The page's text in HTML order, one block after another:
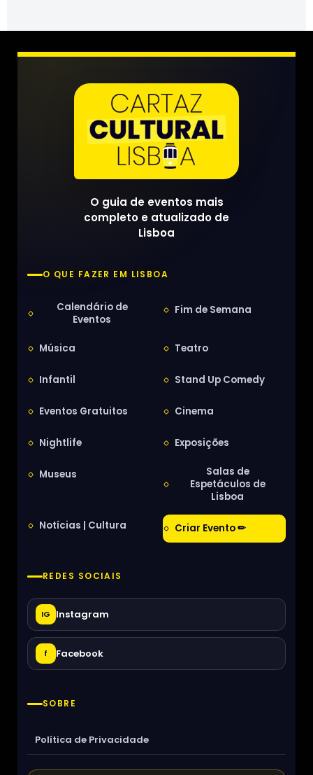
O guia de eventos mais
completo e atualizado de
Lisboa
O QUE FAZER EM LISBOA
Calendário de
Eventos
Fim de Semana
Música Teatro
Infantil Stand Up Comedy
Eventos Gratuitos Cinema
Nightlife Exposições
Museus
Salas de
Espetáculos de
Lisboa
Notícias | Cultura Criar Evento ✏
REDES SOCIAIS
IG Instagram
f Facebook
SOBRE
Política de Privacidade